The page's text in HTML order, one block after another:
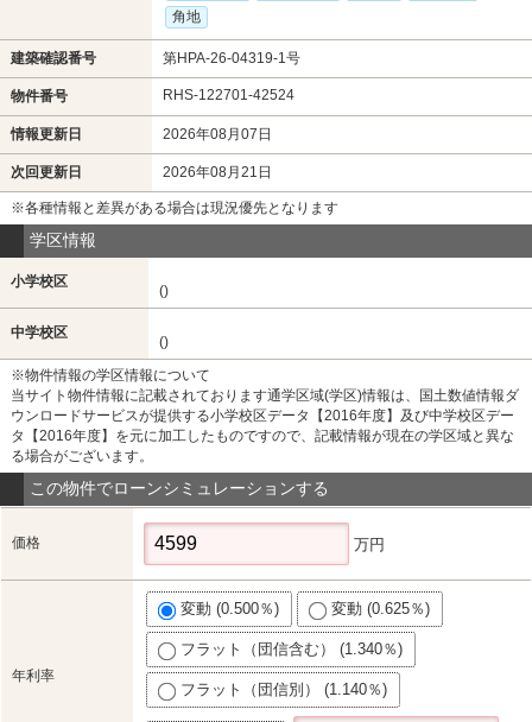
角地
建築確認番号 第HPA-26-04319-1号
物件番号 RHS-122701-42524
情報更新日 2026年08月07日
次回更新日 2026年08月21日
※各種情報と差異がある場合は現況優先となります
学区情報
小学校区
()
中学校区
()
※物件情報の学区情報について
当サイト物件情報に記載されております通学区域(学区)情報は、国土数値情報ダ
ウンロードサービスが提供する小学校区データ【2016年度】及び中学校区デー
タ【2016年度】を元に加工したものですので、記載情報が現在の学区域と異な
る場合がございます。
この物件でローンシミュレーションする
価格 万円
年利率
変動 (0.500％) 変動 (0.625％)
フラット（団信含む） (1.340％)
フラット（団信別） (1.140％)